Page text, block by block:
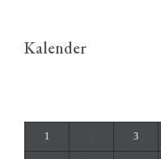
Kalender
1 3